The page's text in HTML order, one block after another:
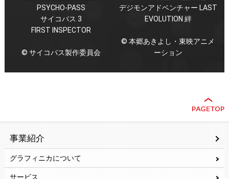
PSYCHO-PASS
サイコパス 3
FIRST INSPECTOR
© サイコパス製作委員会
デジモンアドベンチャー LAST
EVOLUTION 絆
© 本郷あきよし・東映アニメ
ーション
事業紹介
グラフィニカについて
サービス